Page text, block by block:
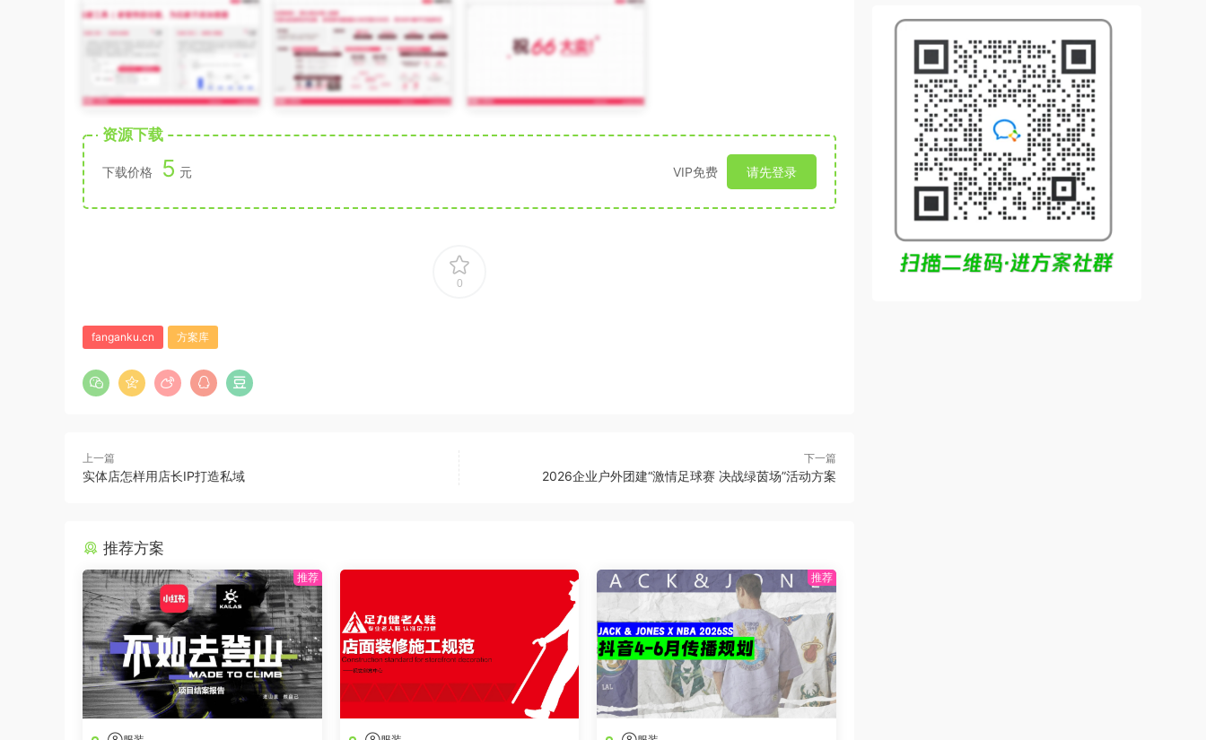
资源下载
下载价格 5 元 VIP免费 请先登录
0
fanganku.cn 方案库
上一篇
实体店怎样用店长IP打造私域
下一篇
2026企业户外团建“激情足球赛 决战绿茵场”活动方案
推荐方案